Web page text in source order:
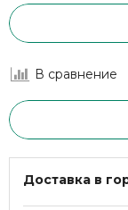
В сравнение
Доставка в